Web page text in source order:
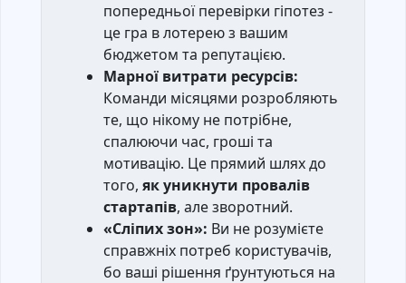
попередньої перевірки гіпотез -
це гра в лотерею з вашим
бюджетом та репутацією.
Марної витрати ресурсів:
Команди місяцями розробляють
те, що нікому не потрібне,
спалюючи час, гроші та
мотивацію. Це прямий шлях до
того, як уникнути провалів
стартапів, але зворотний.
«Сліпих зон»: Ви не розумієте
справжніх потреб користувачів,
бо ваші рішення ґрунтуються на